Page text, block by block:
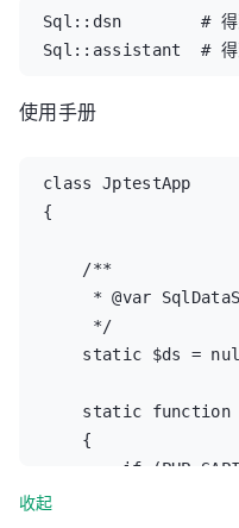
Sql::dsn        # 得
Sql::assistant  # 得
使用手册
class JptestApp
{
/**
* @var
*/
static $ds =
static function
{
if (PHP_SAPI
{
收起